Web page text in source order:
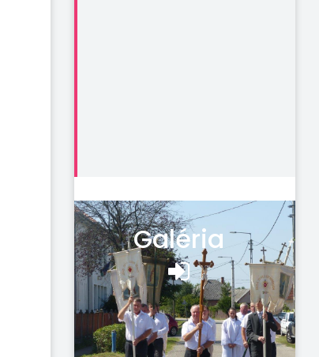
Galéria